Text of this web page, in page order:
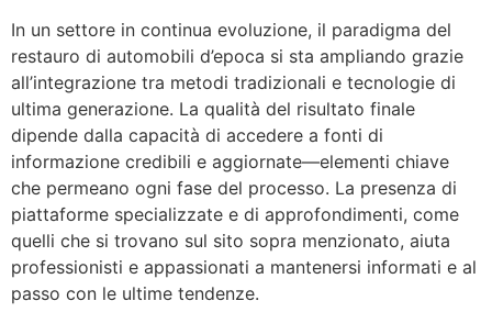
In un settore in continua evoluzione, il paradigma del
restauro di automobili d’epoca si sta ampliando grazie
all’integrazione tra metodi tradizionali e tecnologie di
ultima generazione. La qualità del risultato finale
dipende dalla capacità di accedere a fonti di
informazione credibili e aggiornate—elementi chiave
che permeano ogni fase del processo. La presenza di
piattaforme specializzate e di approfondimenti, come
quelli che si trovano sul sito sopra menzionato, aiuta
professionisti e appassionati a mantenersi informati e al
passo con le ultime tendenze.